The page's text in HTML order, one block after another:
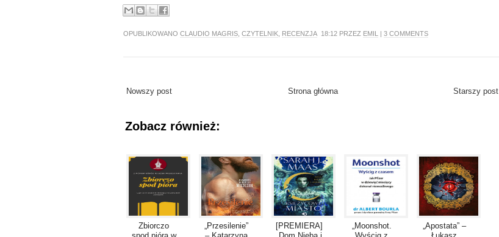
OPUBLIKOWANO CLAUDIO MAGRIS CZYTELNIK RECENZJA 18:12 PRZEZ EMIL | 3 COMMENTS
Nowszy post Starszy post
Strona główna
Zobacz również:
Zbiorczo
„Przesilenie”
[PREMIERA]
„Moonshot.
„Apostata” –